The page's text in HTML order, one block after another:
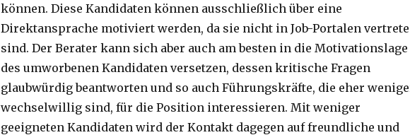
können. Diese Kandidaten können ausschließlich über eine
Direktansprache motiviert werden, da sie nicht in Job-Portalen
sind. Der Berater kann sich aber auch am besten in die Motivationslage
des umworbenen Kandidaten versetzen, dessen kritische Fragen
glaubwürdig beantworten und so auch Führungskräfte, die eher
wechselwillig sind, für die Position interessieren. Mit weniger
geeigneten Kandidaten wird der Kontakt dagegen auf freundliche und